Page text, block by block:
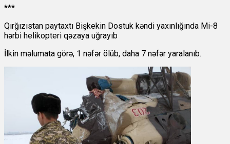
***
Qırğızıstan paytaxtı Bişkekin Dostuk kəndi yaxınlığında Mi-8
hərbi helikopteri qəzaya uğrayıb
İlkin məlumata görə, 1 nəfər ölüb, daha 7 nəfər yaralanıb.